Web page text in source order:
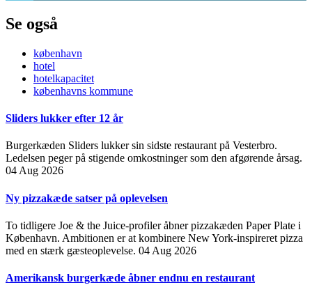
Se også
københavn
hotel
hotelkapacitet
københavns kommune
Sliders lukker efter 12 år
Burgerkæden Sliders lukker sin sidste restaurant på Vesterbro.
Ledelsen peger på stigende omkostninger som den afgørende årsag.
04 Aug 2026
Ny pizzakæde satser på oplevelsen
To tidligere Joe & the Juice-profiler åbner pizzakæden Paper Plate i
København. Ambitionen er at kombinere New York-inspireret pizza
med en stærk gæsteoplevelse. 04 Aug 2026
Amerikansk burgerkæde åbner endnu en restaurant